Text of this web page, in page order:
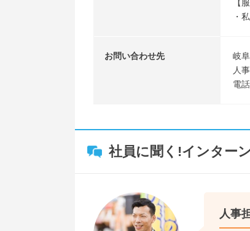
【
・
お問い合わせ先
岐
人
電
社員に聞く!インター
人事